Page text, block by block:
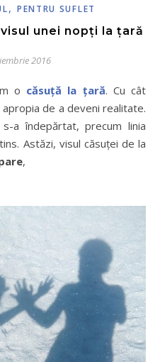
, PENTRU SUFLET
unei nopți la țară
2016
o căsuță la țară. Cu cât
de a deveni realitate.
a îndepărtat, precum linia
Astăzi, visul căsuței de la
,